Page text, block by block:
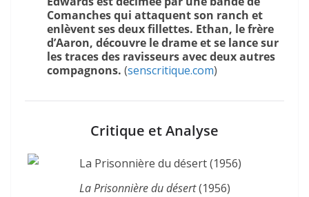
Comanches qui attaquent son ranch et
enlèvent ses deux fillettes. Ethan, le frère
d’Aaron, découvre le drame et se lance sur
les traces des ravisseurs avec deux autres
compagnons. (senscritique.com)
Critique et Analyse
La Prisonnière du désert(1956)